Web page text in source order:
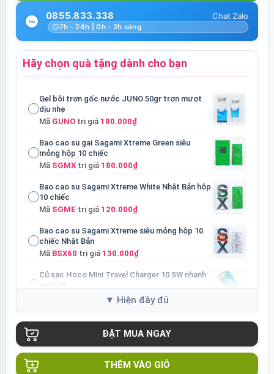
0855.833.338
7h - 24h | 0h - 2h sáng
Hãy chọn quà tặng dành cho bạn
Gel bôi trơn gốc nước JUNO 50gr trơn mượt
dịu nhẹ
Mã GUNOtrị giá 180.000₫
Bao cao su gai Sagami Xtreme Green siêu
mỏng hộp 10 chiếc
Mã SGMXtrị giá 180.000₫
Bao cao su Sagami Xtreme White Nhật Bản hộp
10 chiếc
Mã SGME trị giá 120.000₫
Bao cao su Sagami Xtreme siêu mỏng hộp 10
chiếc Nhật Bản
Mã BSX60 trị giá 130.000₫
Củ sạc Hoco Mini Travel Charger 10.5W nhanh
an toàn
90.000₫
THÊM VÀO GIỎ